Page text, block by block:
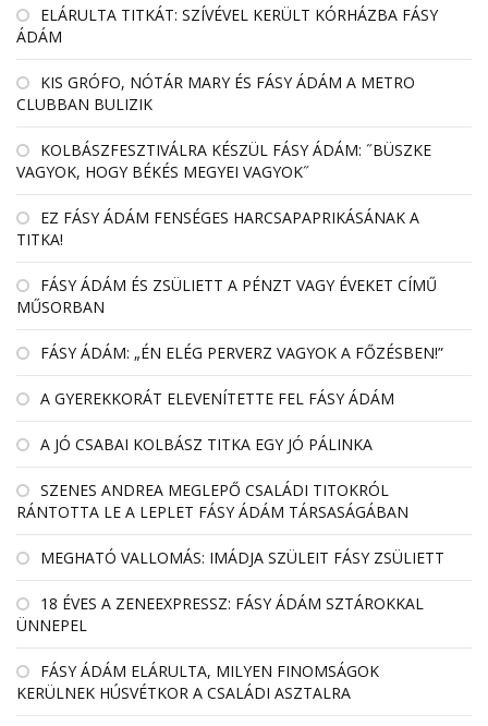
EL­ÁRULTA TIT­KÁT: SZÍ­VÉ­VEL KE­RÜLT KÓR­HÁZBA FÁSY
ÁDÁM
KIS GRÓFO, NÓTÁR MARY ÉS FÁSY ÁDÁM A METRO
CLUBBAN BULIZIK
KOLBÁSZFESZTIVÁLRA KÉSZÜL FÁSY ÁDÁM: ˝BÜSZKE
VAGYOK, HOGY BÉKÉS MEGYEI VAGYOK˝
EZ FÁSY ÁDÁM FENSÉGES HARCSAPAPRIKÁSÁNAK A
TITKA!
FÁSY ÁDÁM ÉS ZSÜLIETT A PÉNZT VAGY ÉVEKET CÍMŰ
MŰSORBAN
FÁSY ÁDÁM: „ÉN ELÉG PERVERZ VAGYOK A FŐZÉSBEN!”
A GYEREKKORÁT ELEVENÍTETTE FEL FÁSY ÁDÁM
A JÓ CSABAI KOLBÁSZ TITKA EGY JÓ PÁLINKA
SZENES ANDREA MEGLEPŐ CSALÁDI TITOKRÓL
RÁNTOTTA LE A LEPLET FÁSY ÁDÁM TÁRSASÁGÁBAN
MEGHATÓ VALLOMÁS: IMÁDJA SZÜLEIT FÁSY ZSÜLIETT
18 ÉVES A ZENEEXPRESSZ: FÁSY ÁDÁM SZTÁROKKAL
ÜNNEPEL
FÁSY ÁDÁM ELÁRULTA, MILYEN FINOMSÁGOK
KERÜLNEK HÚSVÉTKOR A CSALÁDI ASZTALRA